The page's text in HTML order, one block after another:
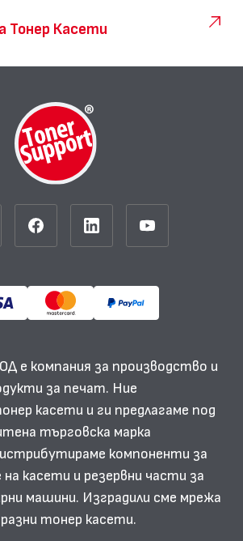
Тонер Касети
е компания за производство и
за печат. Ние
касети и ги предлагаме под
търговска марка
компоненти за
касети и резервни части за
машини. Изградили сме мрежа
тонер касети.